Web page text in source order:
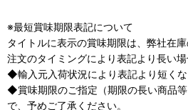
※最短賞味期限表記について
タイトルに表示の賞味期限は、弊社在
注文のタイミングにより表記より長い場
◆輸入元入荷状況により表記より短くな
◆賞味期限のご指定（期限の長い商品
で、予めご了承ください。